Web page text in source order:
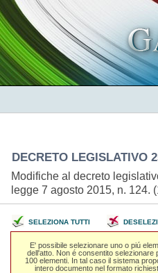
DECRETO LEGISLATIVO
Modifiche al decreto
legge 7 agosto 2015, n. 124.
SELEZIONA TUTTI
E' possibile selezionare uno o piú
dell'atto. Non é consentito selezionare
100 elementi. In tal caso il sistema
intero documento nel formato